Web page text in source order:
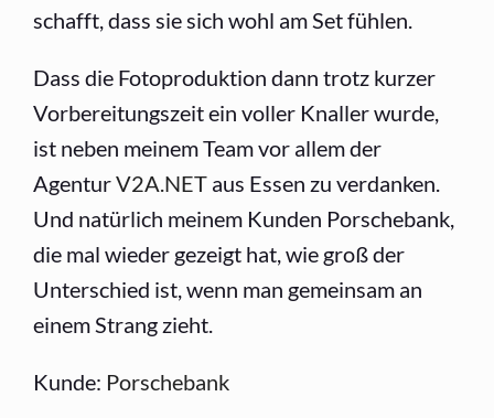
schafft, dass sie sich wohl am Set fühlen.
Dass die Fotoproduktion dann trotz kurzer
Vorbereitungszeit ein voller Knaller wurde,
ist neben meinem Team vor allem der
AgenturV2A.NET aus Essen zu verdanken.
Und natürlich meinem Kunden Porschebank,
die mal wieder gezeigt hat, wie groß der
Unterschied ist, wenn man gemeinsam an
einem Strang zieht.
Kunde: Porschebank